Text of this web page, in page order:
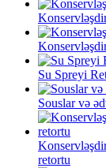
Su Spreyi
Souslar və
retortu